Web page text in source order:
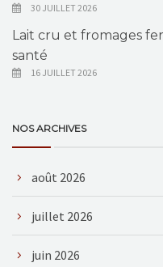
30 JUILLET 2026
Lait cru et fromages
santé
16 JUILLET 2026
NOS ARCHIVES
août 2026
juillet 2026
juin 2026